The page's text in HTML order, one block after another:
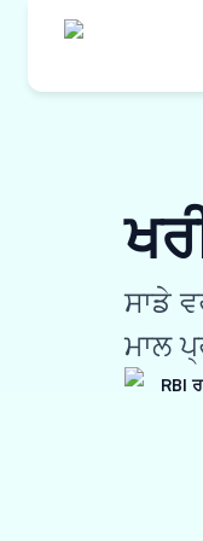
ਸਾਡੇ
ਮਾਲ
RBI